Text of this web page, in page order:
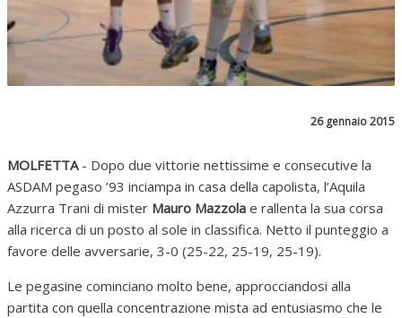
26 gennaio 2015
MOLFETTA- Dopo due vittorie nettissime e consecutive la
ASDAM pegaso ’93 inciampa in casa della capolista, l’Aquila
Azzurra Trani di mister Mauro Mazzola e rallenta la sua corsa
alla ricerca di un posto al sole in classifica. Netto il punteggio a
favore delle avversarie, 3-0 (25-22, 25-19, 25-19).
Le pegasine cominciano molto bene, approcciandosi alla
partita con quella concentrazione mista ad entusiasmo che le